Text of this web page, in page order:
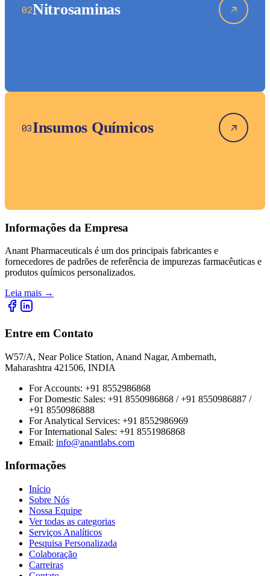
02Nitrosaminas
03Insumos Químicos
Informações da Empresa
Anant Pharmaceuticals é um dos principais fabricantes e
fornecedores de padrões de referência de impurezas farmacêuticas e
produtos químicos personalizados.
Leia mais →
Entre em Contato
W57/A, Near Police Station, Anand Nagar, Ambernath,
Maharashtra 421506, INDIA
For Accounts: +91 8552986868
For Domestic Sales: +91 8550986868 / +91 8550986887 /
+91 8550986888
For Analytical Services: +91 8552986969
For International Sales: +91 8551986868
Email: info@anantlabs.com
Informações
Início
Sobre Nós
Nossa Equipe
Ver todas as categorias
Serviços Analíticos
Pesquisa Personalizada
Colaboração
Carreiras